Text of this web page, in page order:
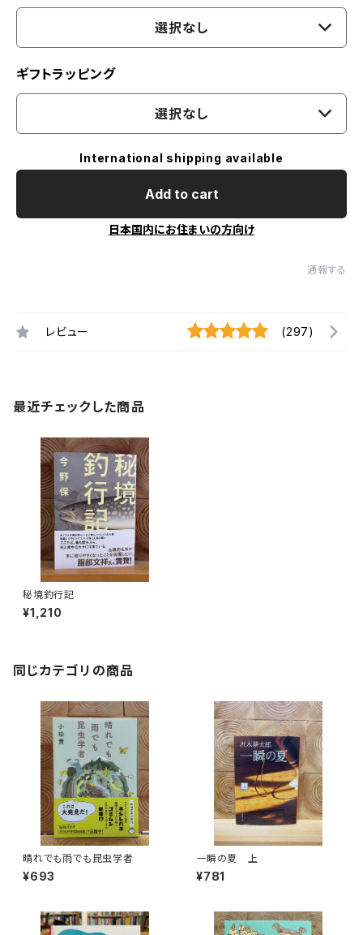
選択なし
ギフトラッピング
選択なし
International shipping available
Add to cart
日本国内にお住まいの方向け
通報する
レビュー (297)
最近チェックした商品
秘境釣行記
¥1,210
同じカテゴリの商品
晴れでも雨でも昆虫学者
¥693
一瞬の夏 上
¥781